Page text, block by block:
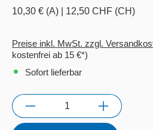
10,30 € (A) 12,50 CHF (CH)
Preise inkl. MwSt. zzgl.
kostenfrei ab 15 €*)
Sofort lieferbar
Anzahl